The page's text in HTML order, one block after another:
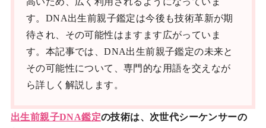
す。DNA出生前親子鑑定は今後も技術革新が期
待され、その可能性はますます広がっていま
す。本記事では、DNA出生前親子鑑定の未来と
その可能性について、専門的な用語を交えなが
ら詳しく解説します。
出生前親子DNA鑑定の技術は、次世代シーケンサーの